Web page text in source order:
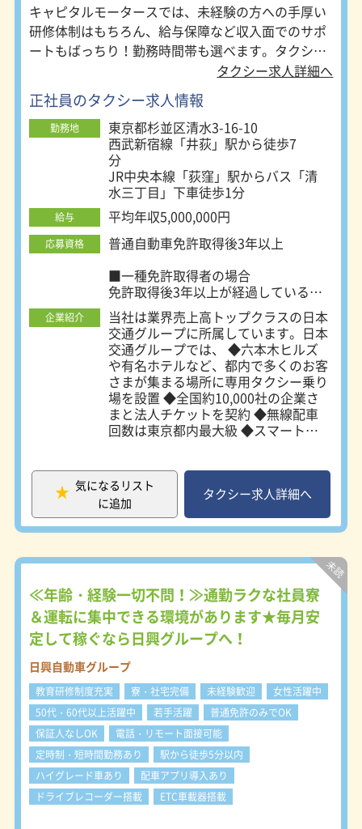
反をしやすい地点を実際に走行しなが
ら実地学習をしていただきます。 こ
うして不安を払拭してもらい、乗務を
開始していただきます。 【高営収を
安定して上げられる環境】 タクシー
会社はどこもみな同じではありませ
ん。 当社は上述のとおり、未経験者
が95％以上を占めるので、仲間意識
が大変強いです。未経験者がいつしか
中堅、ベテランとなり新たな仲間を丁
寧に迎え入れる。いわば未経験者の気
持ちがわかる人しか存在しません。未
経験者が何に困り、どうすればよいの
か？ということを知り尽くした先輩ド
ライバーたちから手厚いサポートを受
や回り方も、横のつながりがとても活
発なので、常に共有されており、結果
高度な営業戦略を新人のうちから体得
することができ、未経験者集団にして
都内でもトップクラスの営業成績を誇
ります。 また圧倒的ダウンロード数
を誇る「GO」アプリを運営する日本
交通と業務提携をしており、鬼に金棒
と言えます。
キャピタルモータースでは、未経験の方への手厚い
研修体制はもちろん、給与保障など収入面でのサポ
ートもばっちり！勤務時間帯も選べます。タクシー
業界にありがちな長時間労働、低収入のイメージを
変えて、性別年齢、経験問わず働きやすいタクシー
会社を目指しています。
タクシー求人詳細へ
正社員のタクシー求人情報
勤務地
東京都杉並区清水3-16-10
西武新宿線「井荻」駅から徒歩7
分
JR中央本線「荻窪」駅からバス「清
水三丁目」下車徒歩1分
給与 平均年収5,000,000円
応募資格
普通自動車免許取得後3年以上
■一種免許取得者の場合
免許取得後3年以上が経過している
方。
二種免許の取得支援制度有あり
■二種免許取得者の場合
経験未経験不問
観光タクシーや介護タクシーに興味が
ある方も歓迎中！
企業紹介
当社は業界売上高トップクラスの日本
交通グループに所属しています。日本
交通グループでは、 ◆六本木ヒルズ
や有名ホテルなど、都内で多くのお客
さまが集まる場所に専用タクシー乗り
場を設置 ◆全国約10,000社の企業さ
まと法人チケットを契約 ◆無線配車
回数は東京都内最大級 ◆スマートフ
各種キャッシュレス決済対応 など、
安定した売上が確保できる体制が整っ
ています。 当社の営業所は杉並区に
ありタクシー営業にとても便利です。
できます。反対に夜は割増料金になる
夜の時間帯まで長く営業できます。ま
たこのエリアは住宅街が多く、土日で
も地元の方によくご利用いただいてい
るので、曜日に関係なく安定した売上
が見込めます。 【入社後の流れ】
自動車学校（7日間＋試験） ３）社内
研修24日～30日 ※他社よりも長め！
手厚い研修！ ４）添乗研修（2日間）
※ ５）選任
気になるリスト
に追加
タクシー求人詳細へ
≪年齢・経験一切不問！≫通勤ラクな社員寮
＆運転に集中できる環境があります★毎月安
定して稼ぐなら日興グループへ！
日興自動車グループ
教育研修制度充実 寮・社宅完備 未経験歓迎
女性活躍中
50代・60代以上活躍中
若手活躍
普通免許のみでOK
保証人なしOK
電話・リモート面接可能
定時制・短時間勤務あり
駅から徒歩5分以内
ハイグレード車あり
配車アプリ導入あり
ドライブレコーダー搭載
ETC車載器搭載